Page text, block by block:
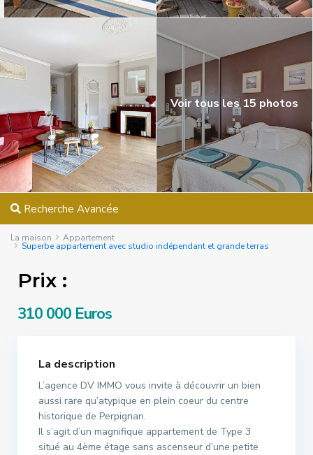
Voir tous les 15 photos
Recherche Avancée
La maison Appartement
Superbe appartement avec studio indépendant et grande terras
Prix :
310 000 Euros
La description
L’agence DV IMMO vous invite à découvrir un bien
aussi rare qu’atypique en plein coeur du centre
historique de Perpignan.
Il s’agit d’un magnifique appartement de Type 3
situé au 4ème étage sans ascenseur d’une petite